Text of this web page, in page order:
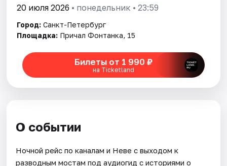
События
Города
Артисты
Рейтинги
20 июля 2026 • понедельник • 23:59
Город: Санкт-Петербург
Площадка: Причал Фонтанка, 15
Билеты от 1 990 ₽
на Ticketland
О событии
Ночной рейс по каналам и Неве с выходом к
разводным мостам под аудиогид с историями о